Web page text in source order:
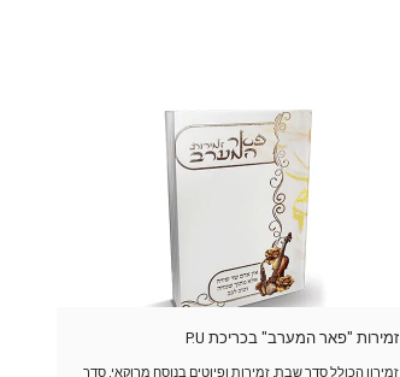
זמירות "פאר המערב" בכריכת P.U
זמירון הכולל סדר שבת, זמירות ופיוטים בנוסח מרוקאי, סדר